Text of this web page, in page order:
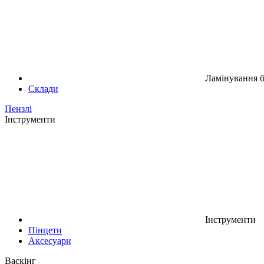
Ламінування
Склади
Пензлі
Інструменти
Інструменти
Пінцети
Аксесуари
Васкінг